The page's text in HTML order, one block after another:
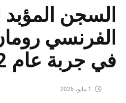
السجن المؤبد
الفرنسي
في جربة عام 2022
1 مايو، 2026